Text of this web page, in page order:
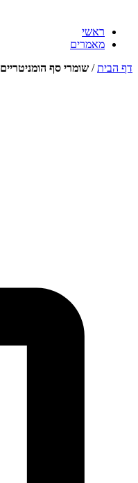
ראשי
מאמרים
דף הבית/ שומרי סף הומניטריים